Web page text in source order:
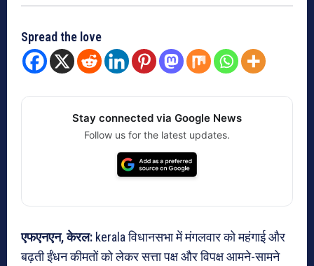
Spread the love
Stay connected via Google News
Follow us for the latest updates.
एफएनएन, केरल: kerala विधानसभा में मंगलवार को महंगाई और
बढ़ती ईंधन कीमतों को लेकर सत्ता पक्ष और विपक्ष आमने-सामने